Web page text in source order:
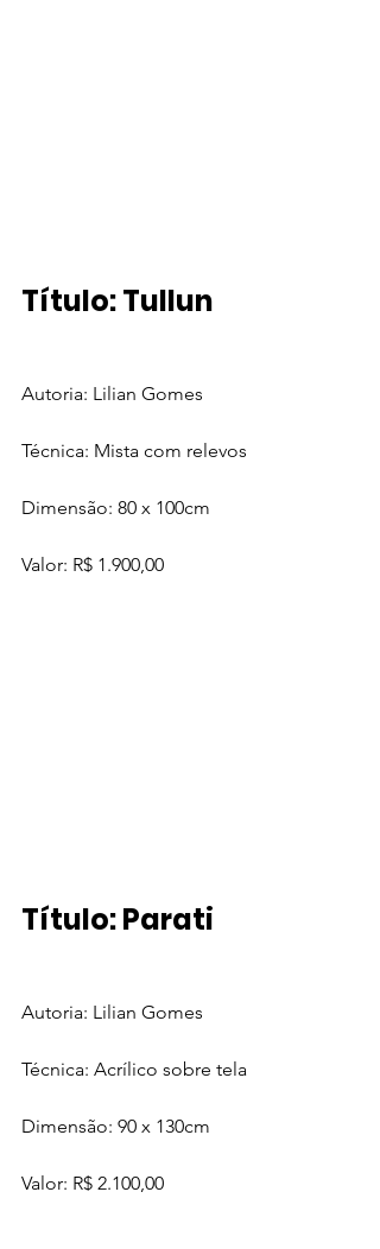
Título: Tullun
Autoria: Lilian Gomes
Técnica: Mista com relevos
Dimensão: 80 x 100cm
Valor: R$ 1.900,00
Título: Parati
Autoria: Lilian Gomes
Técnica: Acrílico sobre tela
Dimensão: 90 x 130cm
Valor: R$ 2.100,00